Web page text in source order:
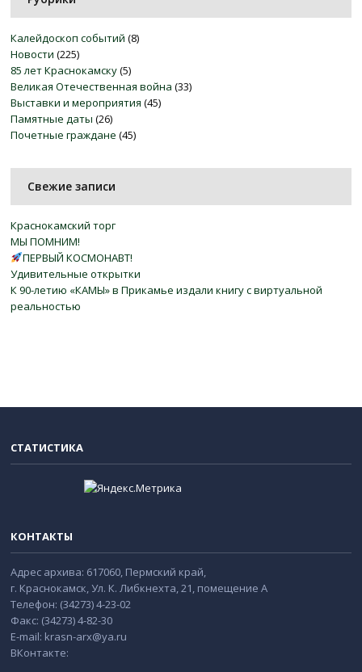
Калейдоскоп событий (8)
Новости (225)
85 лет Краснокамску(5)
Великая Отечественная война (33)
Выставки и мероприятия (45)
Памятные даты (26)
Почетные граждане (45)
Свежие записи
Краснокамский торг
МЫ ПОМНИМ!
ПЕРВЫЙ КОСМОНАВТ!
Удивительные открытки
К 90-летию «КАМЫ» в Прикамье издали книгу с виртуальной
реальностью
СТАТИСТИКА
КОНТАКТЫ
Адрес архива: 617060, Пермский край,
г. Краснокамск, Ул. К. Либкнехта, 21, помещение А
Телефон: (34273) 4-23-02
Факс: (34273) 4-82-30
E-mail: krasn-arx@ya.ru
ВКонтакте: